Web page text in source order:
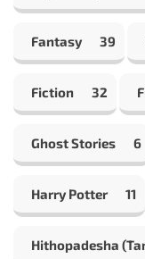
Fantasy 39
Fiction 32
Ghost Stories 6
Harry Potter 11
Hithopadesha